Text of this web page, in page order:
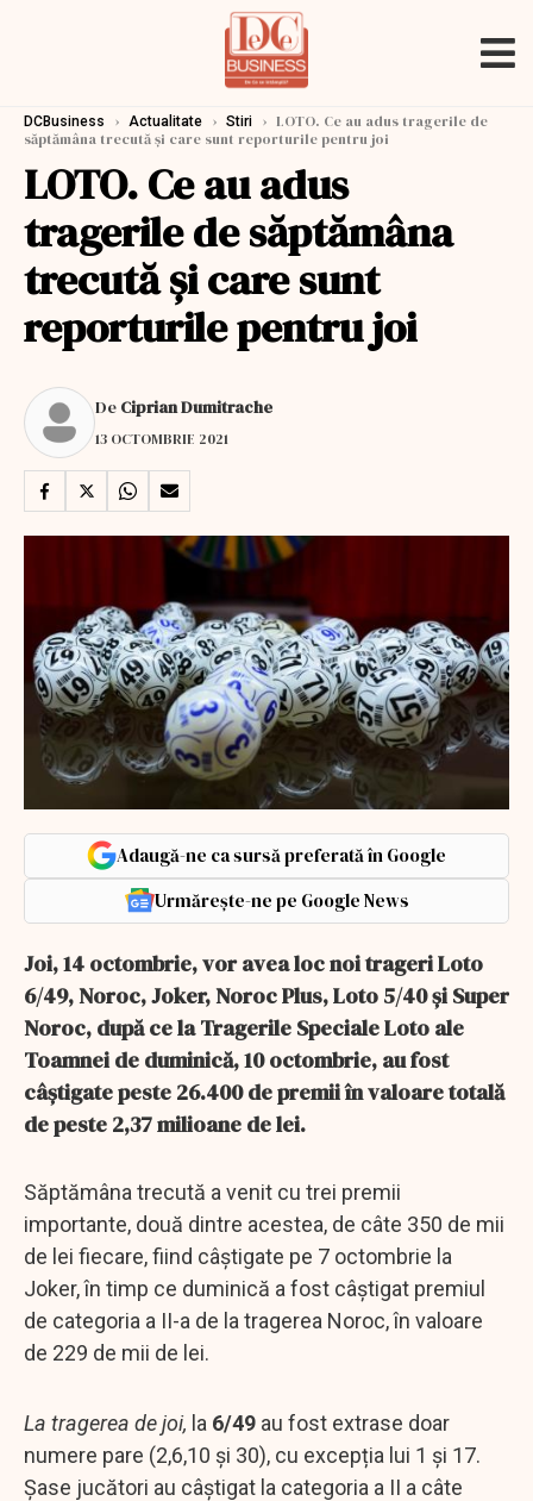
DCBusiness › Actualitate › Stiri › LOTO. Ce au adus tragerile de
săptămâna trecută și care sunt reporturile pentru joi
LOTO. Ce au adus
tragerile de săptămâna
trecută și care sunt
reporturile pentru joi
De Ciprian Dumitrache
13 OCTOMBRIE 2021
Adaugă-ne ca sursă preferată în Google
Urmărește-ne pe Google News
Joi, 14 octombrie, vor avea loc noi trageri Loto
6/49, Noroc, Joker, Noroc Plus, Loto 5/40 și Super
Noroc, după ce la Tragerile Speciale Loto ale
Toamnei de duminică, 10 octombrie, au fost
câștigate peste 26.400 de premii în valoare totală
de peste 2,37 milioane de lei.
Săptămâna trecută a venit cu trei premii
importante, două dintre acestea, de câte 350 de mii
de lei fiecare, fiind câștigate pe 7 octombrie la
Joker, în timp ce duminică a fost câștigat premiul
de categoria a II-a de la tragerea Noroc, în valoare
de 229 de mii de lei.
La tragerea de joi, la 6/49 au fost extrase doar
numere pare (2,6,10 și 30), cu excepția lui 1 și 17.
Șase jucători au câștigat la categoria a II a câte